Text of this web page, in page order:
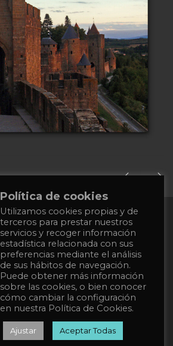
+34
651
862
863
en la galería virtual Singulart:
artist on Singulart
Política de cookies
Utilizamos cookies propias y de
terceros para prestar nuestros
servicios y recoger información
estadística relacionada con sus
preferencias mediante el análisis
de sus hábitos de navegación.
Puede obtener más información
sobre las cookies, o bien conocer
cómo cambiar la configuración
en nuestra Política de Cookies.
Ajustar Aceptar Todas